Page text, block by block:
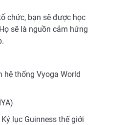
chức, bạn sẽ được học
sẽ là nguồn cảm hứng
thống Vyoga World
lục Guinness thế giới